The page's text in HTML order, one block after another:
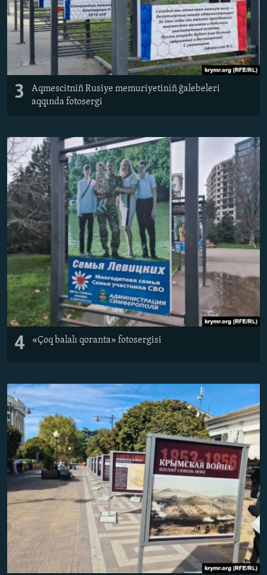
3
Aqmescitniñ Rusiye memuriyetiniñ ğalebeleri
aqqında fotosergi
4 «Çoq balalı qoranta» fotosergisi